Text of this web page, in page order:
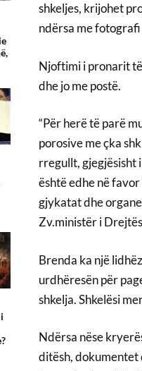
shkeljes, krijohet
ndërsa me
Njoftimi i pronarit
dhe jo me postë.
“Për herë të parë
porosive me çka
rregullt, gjegjësisht
është edhe në
gjykatat dhe
Zv.ministër i
Brenda ka një
urdhëresën për
shkelja. Shkelësi
Ndërsa nëse
ditësh, dokumentet